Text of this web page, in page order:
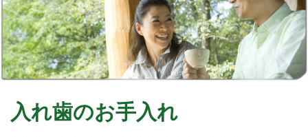
入れ歯のお手入れ